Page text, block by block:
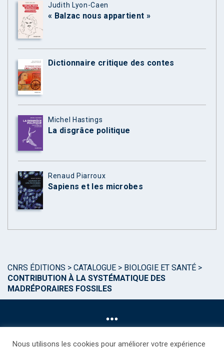
Judith Lyon-Caen
« Balzac nous appartient »
Dictionnaire critique des contes
Michel Hastings
La disgrâce politique
Renaud Piarroux
Sapiens et les microbes
CNRS ÉDITIONS > CATALOGUE > BIOLOGIE ET SANTÉ >
CONTRIBUTION À LA SYSTÉMATIQUE DES
MADRÉPORAIRES FOSSILES
Nous utilisons les cookies pour améliorer votre expérience